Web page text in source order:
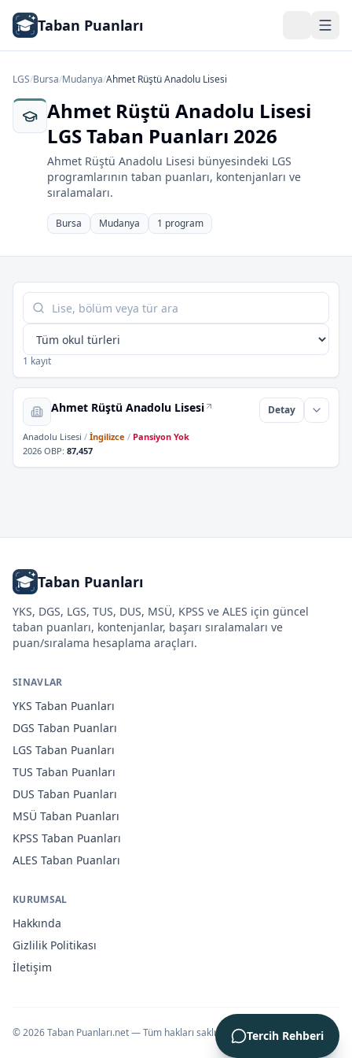
Taban Puanları
LGS/Bursa/Mudanya/Ahmet Rüştü Anadolu Lisesi
Ahmet Rüştü Anadolu Lisesi
LGS Taban Puanları 2026
Ahmet Rüştü Anadolu Lisesi bünyesindeki LGS
programlarının taban puanları, kontenjanları ve
sıralamaları.
Bursa Mudanya 1 program
Tabloda ara
1 kayıt
Ahmet Rüştü Anadolu Lisesi Detay
Anadolu Lisesi / İngilizce / Pansiyon Yok
2026 OBP: 87,457
Taban Puanları
YKS, DGS, LGS, TUS, DUS, MSÜ, KPSS ve ALES için güncel
taban puanları, kontenjanlar, başarı sıralamaları ve
puan/sıralama hesaplama araçları.
SINAVLAR
YKS Taban Puanları
DGS Taban Puanları
LGS Taban Puanları
TUS Taban Puanları
DUS Taban Puanları
MSÜ Taban Puanları
KPSS Taban Puanları
ALES Taban Puanları
KURUMSAL
Hakkında
Gizlilik Politikası
İletişim
©2026Taban Puanları.net — Tüm hakları saklıdır. Tercih Rehberi